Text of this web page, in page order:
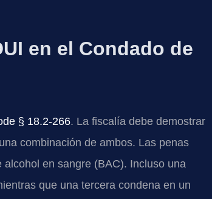
en el Condado de
§ 18.2‑266. La fiscalía debe demostrar
combinación de ambos. Las penas
en sangre (BAC). Incluso una
que una tercera condena en un